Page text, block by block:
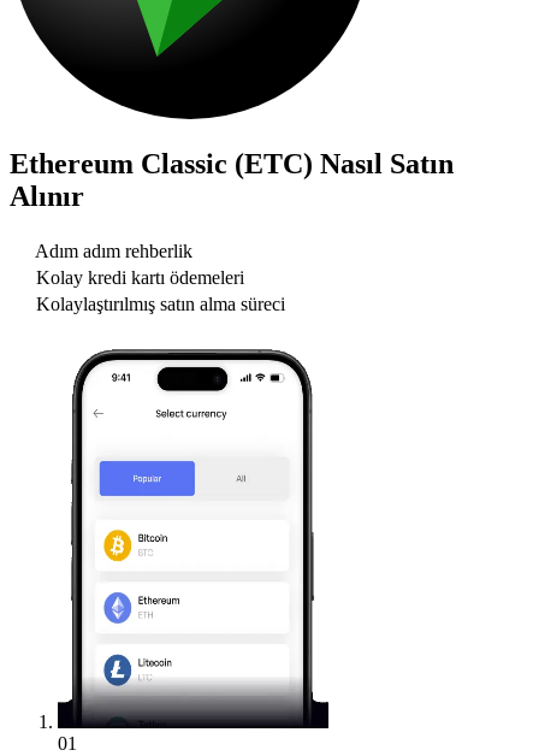
Ethereum Classic (ETC) Nasıl Satın
Alınır
Adım adım rehberlik
Kolay kredi kartı ödemeleri
Kolaylaştırılmış satın alma süreci
01